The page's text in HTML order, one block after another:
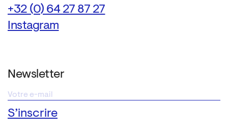
+32 (0) 64 27 87 27
Instagram
Newsletter